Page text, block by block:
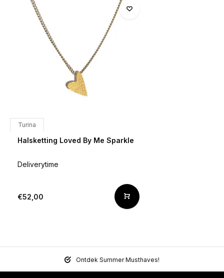
Turina
Halsketting Loved By Me Sparkle
Deliverytime
€52,00
Ontdek Summer Musthaves!